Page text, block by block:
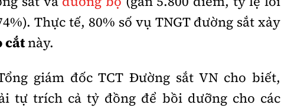
Thực tế, 80% số vụ TNGT đường sắt xảy
cắtnày.
giám đốc TCT Đường sắt VN cho biết,
tự trích cả tỷ đồng để bồi dưỡng cho các